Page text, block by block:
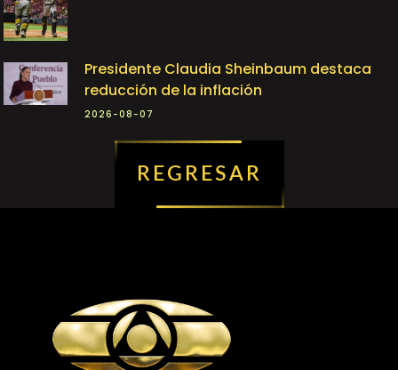
Presidente Claudia Sheinbaum destaca
reducción de la inflación
2026-08-07
REGRESAR